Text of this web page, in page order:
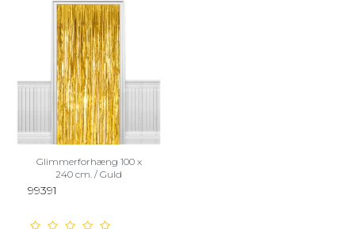
Glimmerforhæng 100 x
240 cm. / Guld
99391